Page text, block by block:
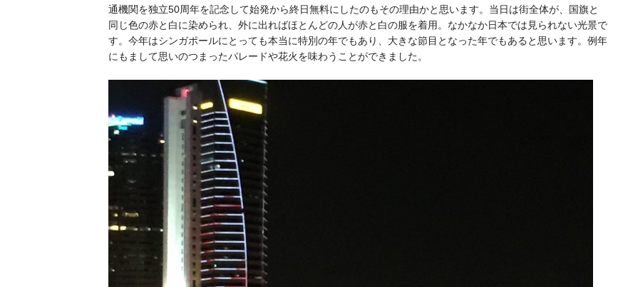
通機関を独立50周年を記念して始発から終日無料にしたのもその理由かと思います。当日は街全体が、国旗と
同じ色の赤と白に染められ、外に出ればほとんどの人が赤と白の服を着用。なかなか日本では見られない光景で
す。今年はシンガポールにとっても本当に特別の年でもあり、大きな節目となった年でもあると思います。例年
にもまして思いのつまったパレードや花火を味わうことができました。